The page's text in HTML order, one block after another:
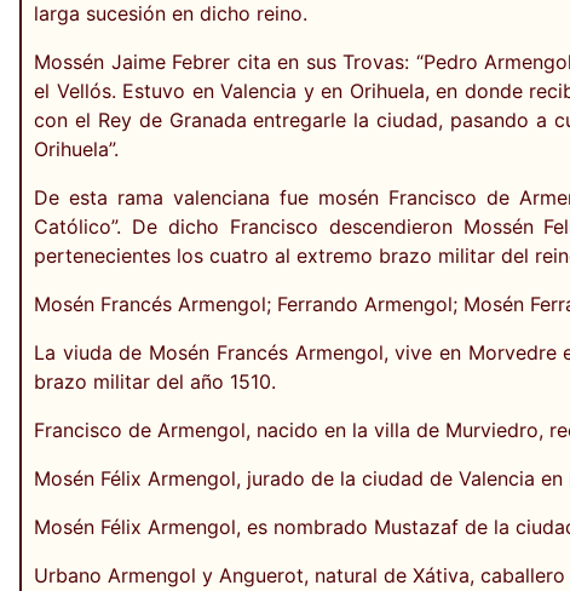
larga sucesión en dicho reino.
Mossén Jaime Febrer cita en sus Trovas: “Pedro
el Vellós. Estuvo en Valencia y en Orihuela, en donde
con el Rey de Granada entregarle la ciudad, pasando a
Orihuela”.
De esta rama valenciana fue mosén Francisco de
Católico”. De dicho Francisco descendieron Mossén
pertenecientes los cuatro al extremo brazo militar del
Mosén Francés Armengol; Ferrando Armengol; Mosén
La viuda de Mosén Francés Armengol, vive en
brazo militar del año 1510.
Francisco de Armengol, nacido en la villa de Murviedro,
Mosén Félix Armengol, jurado de la ciudad de Valencia
Mosén Félix Armengol, es nombrado Mustazaf de la
Urbano Armengol y Anguerot, natural de Xátiva,